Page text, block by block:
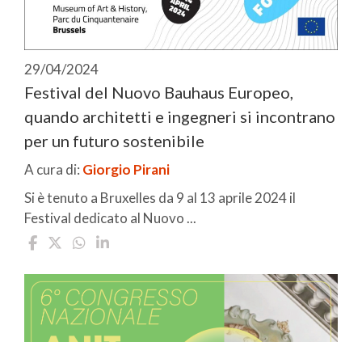
29/04/2024
Festival del Nuovo Bauhaus Europeo,
quando architetti e ingegneri si incontrano
per un futuro sostenibile
A cura di: Giorgio Pirani
Si è tenuto a Bruxelles da 9 al 13 aprile 2024 il
Festival dedicato al Nuovo ...